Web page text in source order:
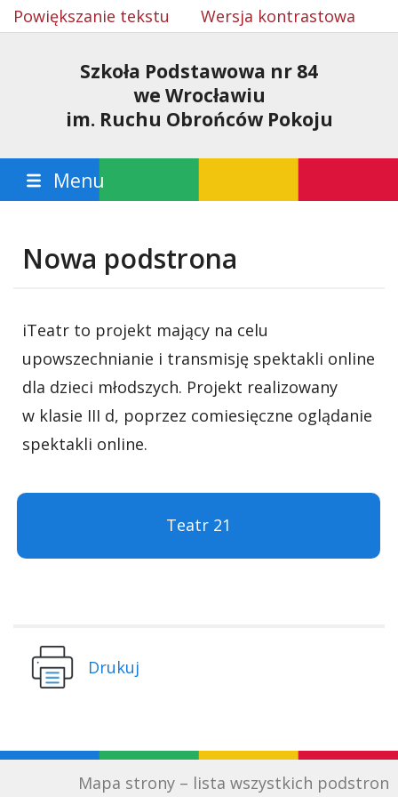
Powiększanie tekstu Wersja kontrastowa
Szkoła Podstawowa nr 84
we Wrocławiu
im. Ruchu Obrońców Pokoju
Menu
Nowa podstrona
iTeatr to projekt mający na celu
upowszechnianie i transmisję spektakli online
dla dzieci młodszych. Projekt realizowany
w klasie III d, poprzez comiesięczne oglądanie
spektakli online.
Teatr 21
Drukuj
Mapa strony – lista wszystkich podstron